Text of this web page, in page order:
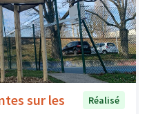
sur les
Réalisé